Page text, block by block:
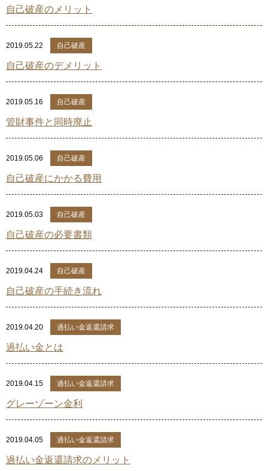
自己破産のメリット
2019.05.22 自己破産
自己破産のデメリット
2019.05.16 自己破産
管財事件と同時廃止
2019.05.06 自己破産
自己破産にかかる費用
2019.05.03 自己破産
自己破産の必要書類
2019.04.24 自己破産
自己破産の手続き流れ
2019.04.20 過払い金返還請求
過払い金とは
2019.04.15 過払い金返還請求
グレーゾーン金利
2019.04.05 過払い金返還請求
過払い金返還請求のメリット